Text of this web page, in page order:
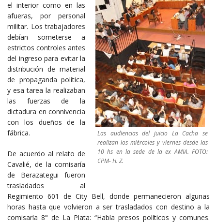
Las audiencias del juicio La Cacha se
realizan los miércoles y viernes desde las
10 hs en la sede de la ex AMIA. FOTO:
CPM- H. Z.
el interior como en las
afueras, por personal
militar. Los trabajadores
debían someterse a
estrictos controles antes
del ingreso para evitar la
distribución de material
de propaganda política,
y esa tarea la realizaban
las fuerzas de la
dictadura en connivencia
con los dueños de la
fábrica.
De acuerdo al relato de
Cavalié, de la comisaría
de Berazategui fueron
trasladados al
Regimiento 601 de City Bell, donde permanecieron algunas
horas hasta que volvieron a ser trasladados con destino a la
comisaría 8° de La Plata: “Había presos políticos y comunes.